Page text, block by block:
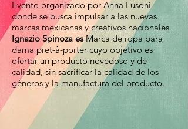
Evento organizado por Anna Fusoni
donde se busca impulsar a las nuevas
marcas mexicanas y creativos nacionales.
Ignazio Spinoza esMarca de ropa para
dama pret-à-porter cuyo objetivo es
ofertar un producto novedoso y de
calidad, sin sacrificar la calidad de los
géneros y la manufactura del producto.